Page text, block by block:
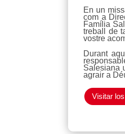
En un
com a
Família
treball de
vostre
Durant
Salesiana
agrair a
Visitar